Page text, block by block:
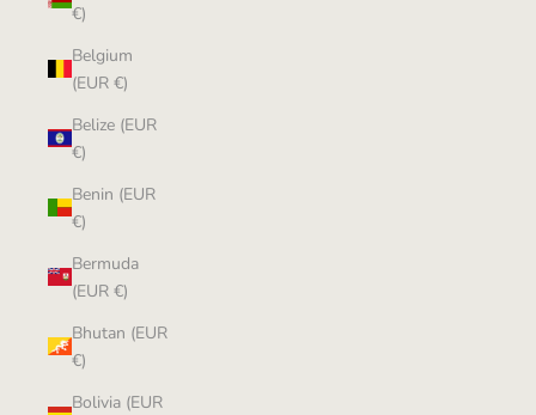
€)
Belgium
(EUR €)
Belize (EUR
€)
Benin (EUR
€)
Bermuda
(EUR €)
Bhutan (EUR
€)
Bolivia (EUR